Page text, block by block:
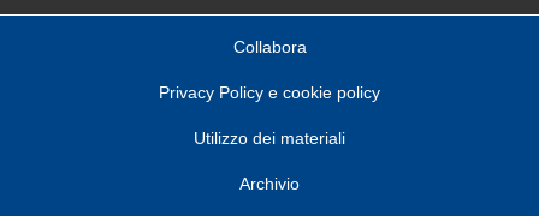
Collabora
Privacy Policy e cookie policy
Utilizzo dei materiali
Archivio